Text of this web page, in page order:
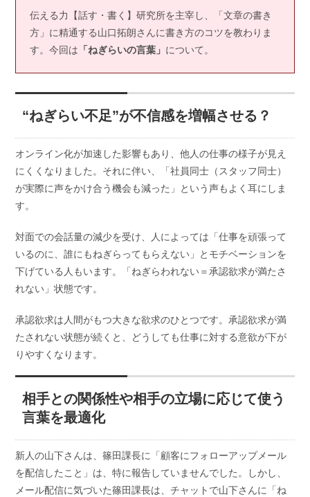
伝える力【話す・書く】研究所を主宰し、「文章の書き
方」に精通する山口拓朗さんに書き方のコツを教わりま
す。今回は 「ねぎらいの言葉」 について。
“ねぎらい不足”が不信感を増幅させる？
オンライン化が加速した影響もあり、他人の仕事の様子が見え
にくくなりました。それに伴い、「社員同士（スタッフ同士）
が実際に声をかけ合う機会も減った」という声もよく耳にしま
す。
対面での会話量の減少を受け、人によっては「仕事を頑張って
いるのに、誰にもねぎらってもらえない」とモチベーションを
下げている人もいます。「ねぎらわれない＝承認欲求が満たさ
れない」状態です。
承認欲求は人間がもつ大きな欲求のひとつです。承認欲求が満
たされない状態が続くと、どうしても仕事に対する意欲が下が
りやすくなります。
相手との関係性や相手の立場に応じて使う
言葉を最適化
新人の山下さんは、篠田課長に「顧客にフォローアップメール
を配信したこと」は、特に報告していませんでした。しかし、
メール配信に気づいた篠田課長は、チャットで山下さんに「ね